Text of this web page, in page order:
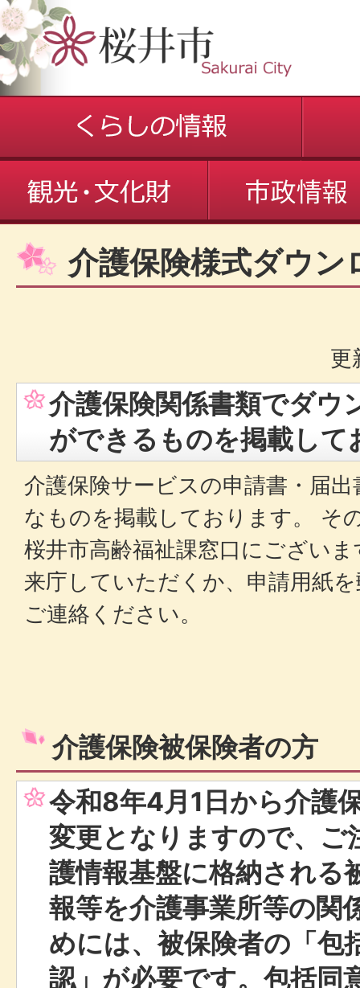
介護保険様式ダウン
更
介護保険関係書類でダウ
ができるものを掲載して
介護保険サービスの申請書・届
なものを掲載しております。 そ
桜井市高齢福祉課窓口にござい
来庁していただくか、申請用紙
ご連絡ください。
介護保険被保険者の方
令和8年4月1日から介護
変更となりますので、ご
護情報基盤に格納される
報等を介護事業所等の関
めには、被保険者の「包
認」が必要です。包括同